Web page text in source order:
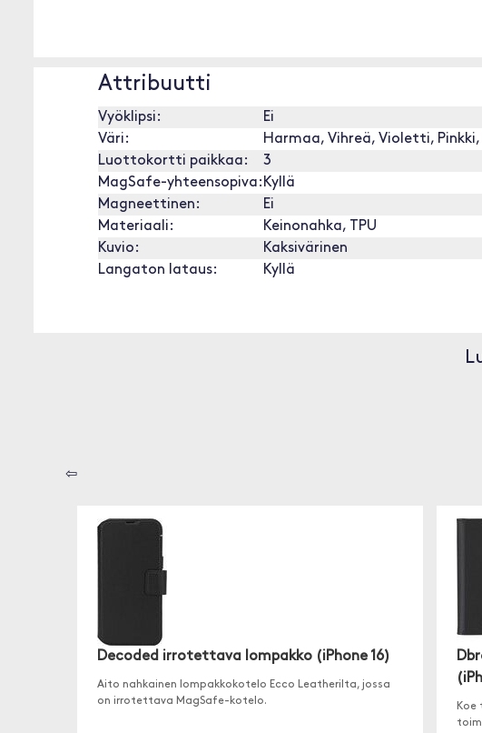
Attribuutti
Vyöklipsi:
Ei
Väri:
Harmaa, Vihreä, Violetti,
Luottokortti paikkaa:
3
MagSafe-yhteensopiva: Kyllä
Magneettinen:
Ei
Materiaali:
Keinonahka, TPU
Kuvio:
Kaksivärinen
Langaton lataus:
Kyllä
⇦
Decoded irrotettava lompakko (iPhone 16)
Aito nahkainen lompakkokotelo Ecco Leatherilta, jossa
on irrotettava MagSafe-kotelo.
Koe